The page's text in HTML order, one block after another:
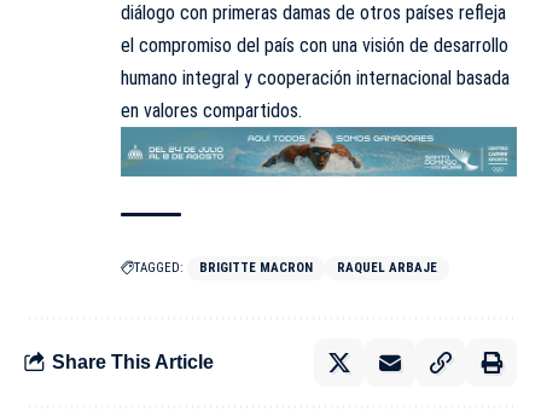
diálogo con primeras damas de otros países refleja
el compromiso del país con una visión de desarrollo
humano integral y cooperación internacional basada
en valores compartidos.
TAGGED: BRIGITTE MACRON RAQUEL ARBAJE
Share This Article